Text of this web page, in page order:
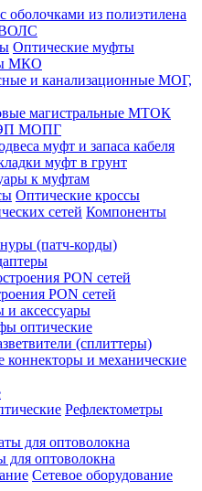
оболочками из полиэтилена
ВОЛС
Оптические муфты
МКО
и канализационные МОГ,
магистральные МТОК
МОПГ
муфт и запаса кабеля
муфт в грунт
к муфтам
Оптические кроссы
Компоненты
(патч-корды)
PON сетей
аксессуары
оптические
(сплиттеры)
и механические
Рефлектометры
для оптоволокна
Сетевое оборудование